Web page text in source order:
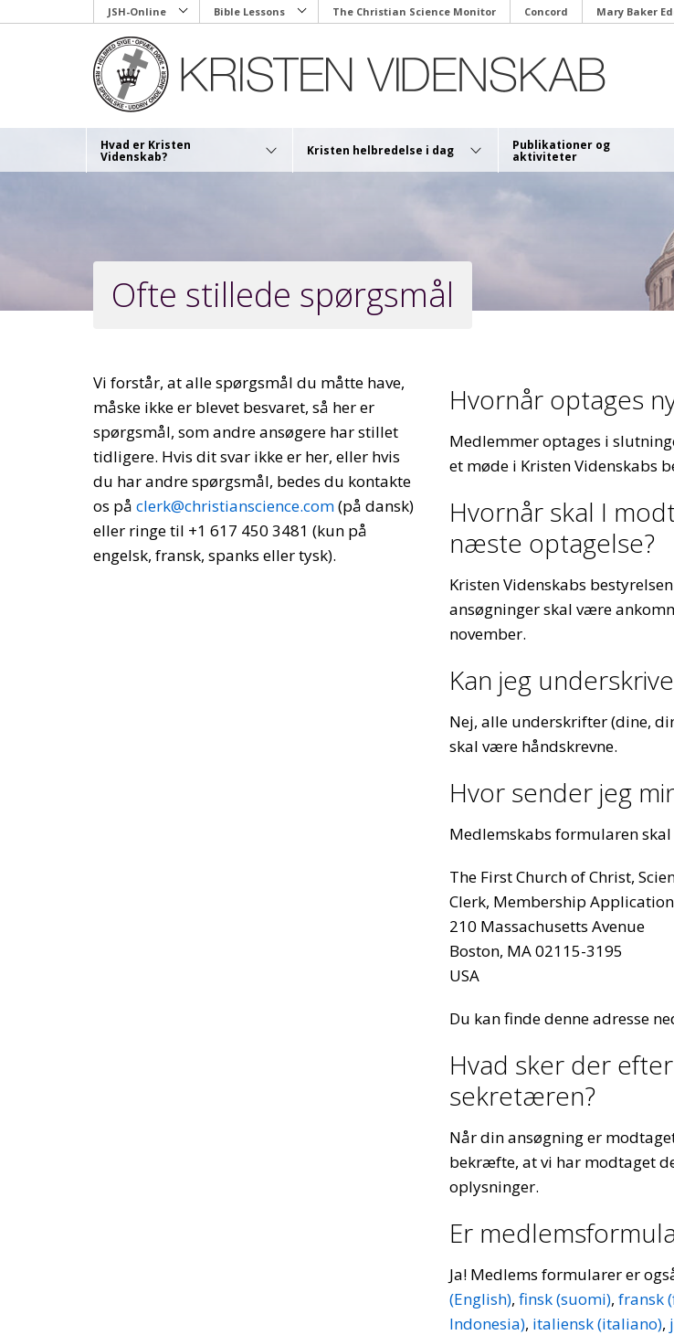
to
JSH-Online Bible Lessons The Christian Science Monitor Concord Mary Baker
Hvad er Kristen
Videnskab? Kristen helbredelse i dag Publikationer og
aktiviteter
Ofte stillede spørgsmål
Vi forstår, at alle spørgsmål du måtte have,
måske ikke er blevet besvaret, så her er
spørgsmål, som andre ansøgere har stillet
tidligere. Hvis dit svar ikke er her, eller hvis
du har andre spørgsmål, bedes du kontakte
os på clerk@christianscience.com(på dansk)
eller ringe til +1 617 450 3481 (kun på
engelsk, fransk, spanks eller tysk).
Hvornår optages
Medlemmer optages i
et møde i Kristen Videnskabs
Hvornår skal I
næste optagelse?
Kristen Videnskabs
ansøgninger skal være
november.
Kan jeg
Nej, alle underskrifter (dine,
skal være håndskrevne.
Hvor sender jeg
Medlemskabs formularen skal
The First Church of Christ,
Clerk, Membership
210 Massachusetts Avenue
Boston, MA 02115-3195
USA
Du kan finde denne adresse
Hvad sker der
sekretæren?
Når din ansøgning er
bekræfte, at vi har modtaget
oplysninger.
Er
Ja! Medlems formularer er
(English), finsk (suomi), fransk
Indonesia), italiensk (italiano),